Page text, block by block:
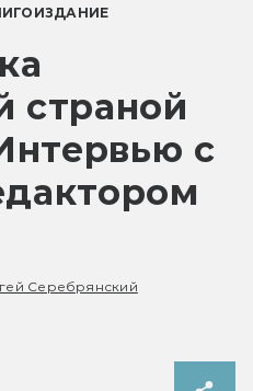
страной
с
Серебрянский